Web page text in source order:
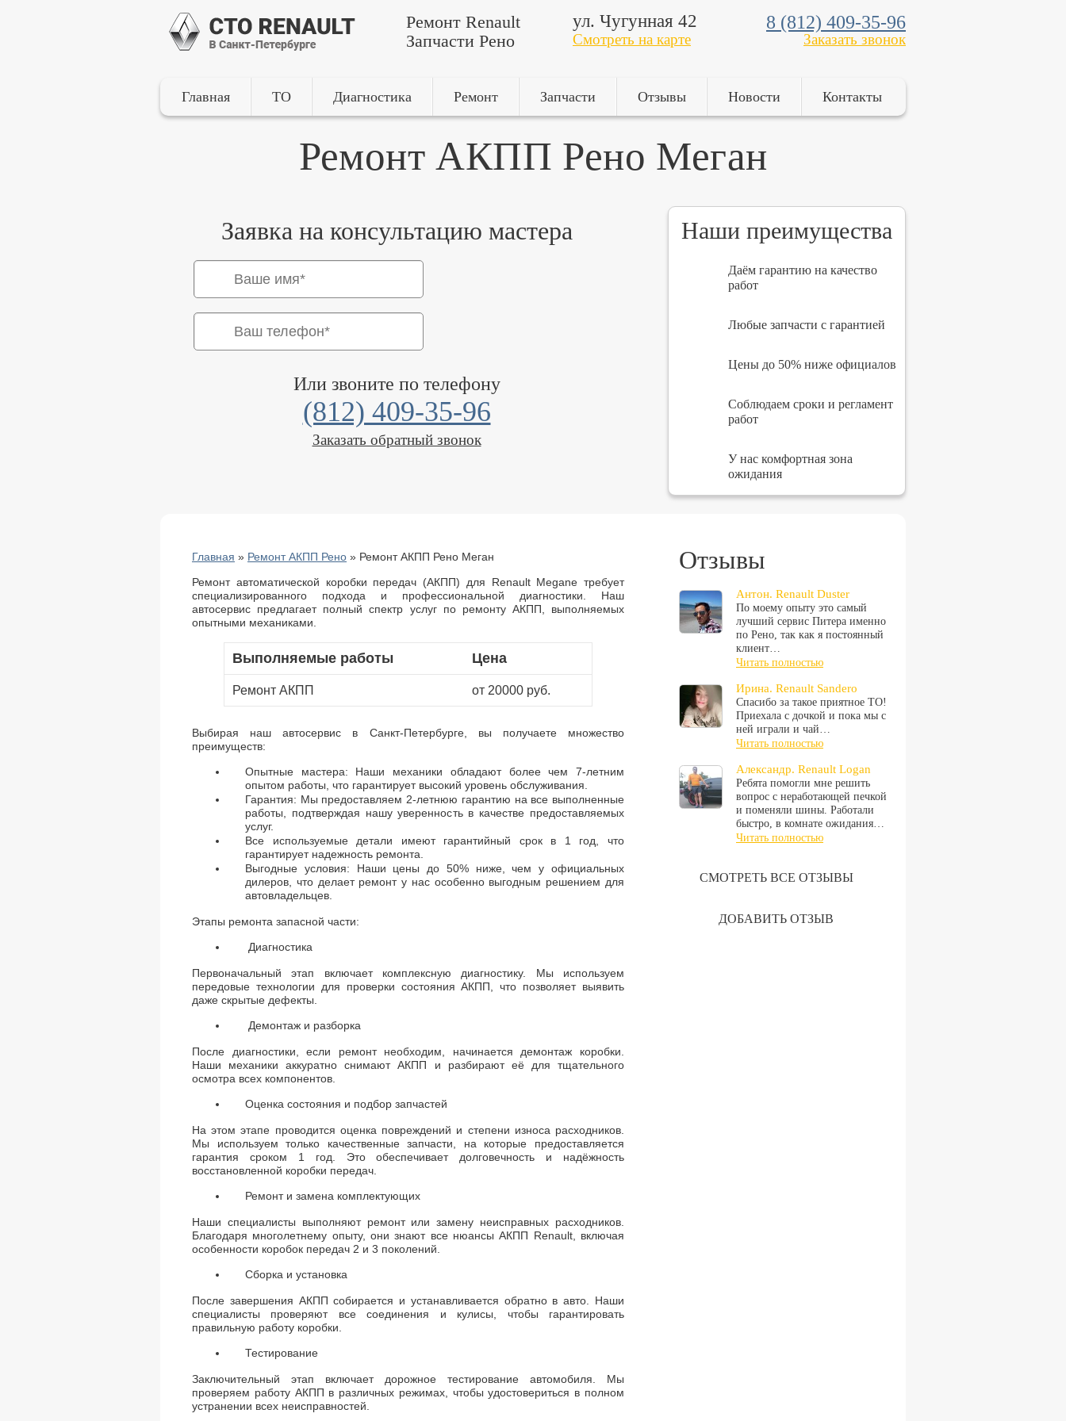
Ремонт Renault
Запчасти Рено
ул. Чугунная 42
Смотреть на карте
8 (812) 409-35-96
Заказать звонок
Главная ТО Диагностика Ремонт Запчасти Отзывы Новости Контакты
Ремонт АКПП Рено Меган
Заявка на консультацию мастера
Или звоните по телефону
(812) 409-35-96
Заказать обратный звонок
Наши преимущества
Даём гарантию на качество
работ
Любые запчасти с гарантией
Цены до 50% ниже официалов
Соблюдаем сроки и регламент
работ
У нас комфортная зона
ожидания
Главная » Ремонт АКПП Рено » Ремонт АКПП Рено Меган
Ремонт автоматической коробки передач (АКПП) для Renault Megane требует
специализированного подхода и профессиональной диагностики. Наш
автосервис предлагает полный спектр услуг по ремонту АКПП, выполняемых
опытными механиками.
Выполняемые работы Цена
Ремонт АКПП от 20000 руб.
Выбирая наш автосервис в Санкт-Петербурге, вы получаете множество
преимуществ:
Опытные мастера: Наши механики обладают более чем 7-летним
опытом работы, что гарантирует высокий уровень обслуживания.
Гарантия: Мы предоставляем 2-летнюю гарантию на все выполненные
работы, подтверждая нашу уверенность в качестве предоставляемых
услуг.
Все используемые детали имеют гарантийный срок в 1 год, что
гарантирует надежность ремонта.
Выгодные условия: Наши цены до 50% ниже, чем у официальных
дилеров, что делает ремонт у нас особенно выгодным решением для
автовладельцев.
Этапы ремонта запасной части:
Диагностика
Первоначальный этап включает комплексную диагностику. Мы используем
передовые технологии для проверки состояния АКПП, что позволяет выявить
даже скрытые дефекты.
Демонтаж и разборка
После диагностики, если ремонт необходим, начинается демонтаж коробки.
Наши механики аккуратно снимают АКПП и разбирают её для тщательного
осмотра всех компонентов.
Оценка состояния и подбор запчастей
На этом этапе проводится оценка повреждений и степени износа расходников.
Мы используем только качественные запчасти, на которые предоставляется
гарантия сроком 1 год. Это обеспечивает долговечность и надёжность
восстановленной коробки передач.
Ремонт и замена комплектующих
Наши специалисты выполняют ремонт или замену неисправных расходников.
Благодаря многолетнему опыту, они знают все нюансы АКПП Renault, включая
особенности коробок передач 2 и 3 поколений.
Сборка и установка
После завершения АКПП собирается и устанавливается обратно в авто. Наши
специалисты проверяют все соединения и кулисы, чтобы гарантировать
правильную работу коробки.
Тестирование
Заключительный этап включает дорожное тестирование автомобиля. Мы
проверяем работу АКПП в различных режимах, чтобы удостовериться в полном
устранении всех неисправностей.
Отзывы
Антон. Renault Duster
По моему опыту это самый
лучший сервис Питера именно
по Рено, так как я постоянный
клиент…
Читать полностью
Ирина. Renault Sandero
Спасибо за такое приятное ТО!
Приехала с дочкой и пока мы с
ней играли и чай…
Читать полностью
Александр. Renault Logan
Ребята помогли мне решить
вопрос с неработающей печкой
и поменяли шины. Работали
быстро, в комнате ожидания…
Читать полностью
СМОТРЕТЬ ВСЕ ОТЗЫВЫ
ДОБАВИТЬ ОТЗЫВ